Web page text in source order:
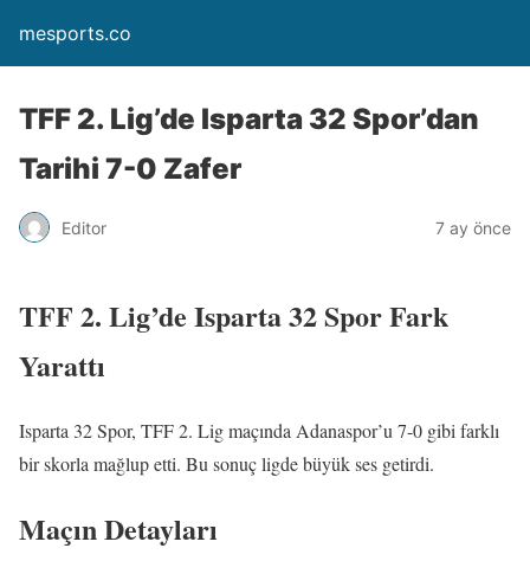
mesports.co
TFF 2. Lig’de Isparta 32 Spor’dan
Tarihi 7-0 Zafer
Editor 7 ay önce
TFF 2. Lig’de Isparta 32 Spor Fark
Yarattı
Isparta 32 Spor, TFF 2. Lig maçında Adanaspor’u 7-0 gibi farklı
bir skorla mağlup etti. Bu sonuç ligde büyük ses getirdi.
Maçın Detayları